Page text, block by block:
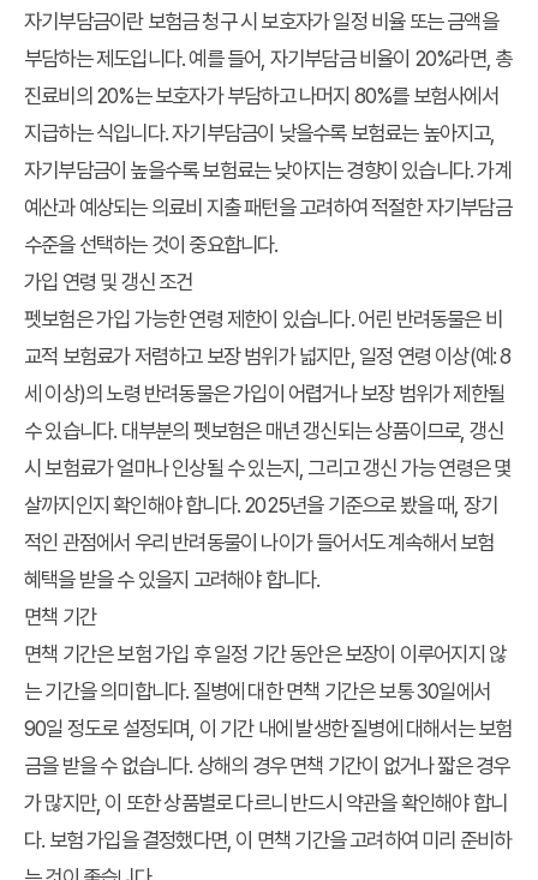
자기부담금이란 보험금 청구 시 보호자가 일정 비율 또는 금액을
부담하는 제도입니다. 예를 들어, 자기부담금 비율이 20%라면, 총
진료비의 20%는 보호자가 부담하고 나머지 80%를 보험사에서
지급하는 식입니다. 자기부담금이 낮을수록 보험료는 높아지고,
자기부담금이 높을수록 보험료는 낮아지는 경향이 있습니다. 가계
예산과 예상되는 의료비 지출 패턴을 고려하여 적절한 자기부담금
수준을 선택하는 것이 중요합니다.
가입 연령 및 갱신 조건
펫보험은 가입 가능한 연령 제한이 있습니다. 어린 반려동물은 비
교적 보험료가 저렴하고 보장 범위가 넓지만, 일정 연령 이상(예: 8
세 이상)의 노령 반려동물은 가입이 어렵거나 보장 범위가 제한될
수 있습니다. 대부분의 펫보험은 매년 갱신되는 상품이므로, 갱신
시 보험료가 얼마나 인상될 수 있는지, 그리고 갱신 가능 연령은 몇
살까지인지 확인해야 합니다. 2025년을 기준으로 봤을 때, 장기
적인 관점에서 우리 반려동물이 나이가 들어서도 계속해서 보험
혜택을 받을 수 있을지 고려해야 합니다.
면책 기간
면책 기간은 보험 가입 후 일정 기간 동안은 보장이 이루어지지 않
는 기간을 의미합니다. 질병에 대한 면책 기간은 보통 30일에서
90일 정도로 설정되며, 이 기간 내에 발생한 질병에 대해서는 보험
금을 받을 수 없습니다. 상해의 경우 면책 기간이 없거나 짧은 경우
가 많지만, 이 또한 상품별로 다르니 반드시 약관을 확인해야 합니
다. 보험 가입을 결정했다면, 이 면책 기간을 고려하여 미리 준비하